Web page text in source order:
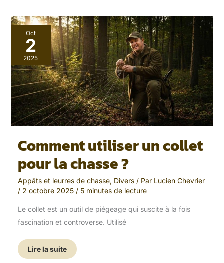
Oct
2
2025
Comment utiliser un collet
pour la chasse ?
Appâts et leurres de chasse, Divers/ Par Lucien Chevrier
/ 2 octobre 2025 / 5 minutes de lecture
Le collet est un outil de piégeage qui suscite à la fois
fascination et controverse. Utilisé
Comment
utiliser
un
collet
pour
la
chasse
?
Lire la suite